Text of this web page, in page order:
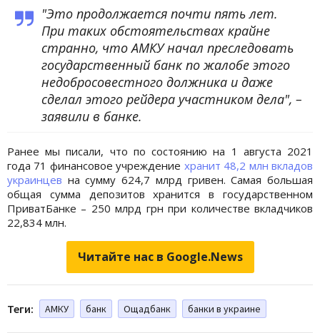
"Это продолжается почти пять лет.
При таких обстоятельствах крайне
странно, что АМКУ начал преследовать
государственный банк по жалобе этого
недобросовестного должника и даже
сделал этого рейдера участником дела", –
заявили в банке.
Ранее мы писали, что по состоянию на 1 августа 2021
года 71 финансовое учреждение хранит 48,2 млн вкладов
украинцев на сумму 624,7 млрд гривен. Самая большая
общая сумма депозитов хранится в государственном
ПриватБанке – 250 млрд грн при количестве вкладчиков
22,834 млн.
Читайте нас в Google.News
Теги: АМКУ банк Ощадбанк банки в украине